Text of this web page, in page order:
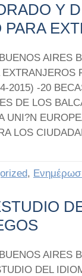
Y
AIRES
2015) -20
DE LOS
UNI?N
LOS
,
AIRES
DEL